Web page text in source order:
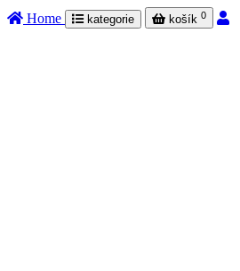
Home kategorie košík 0